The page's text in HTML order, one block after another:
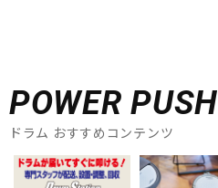
POWER PUSH
ドラム おすすめコンテンツ